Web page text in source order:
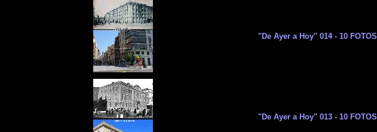
"De Ayer a Hoy" 014 - 10 FOTOS
"De Ayer a Hoy" 013 - 10 FOTOS